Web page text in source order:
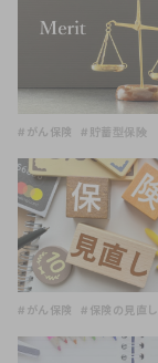
#がん保険 #貯蓄型保険
#がん保険 #保険の見直し